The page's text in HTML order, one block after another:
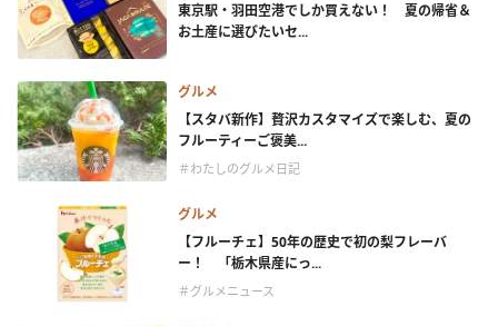
東京駅・羽田空港でしか買えない！ 夏の帰省＆
お土産に選びたいセ...
グルメ
【スタバ新作】贅沢カスタマイズで楽しむ、夏の
フルーティーご褒美...
＃わたしのグルメ日記
グルメ
【フルーチェ】50年の歴史で初の梨フレーバ
ー！ 「栃木県産にっ...
＃グルメニュース